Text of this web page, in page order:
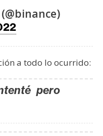
a todo lo ocurrido:
pero